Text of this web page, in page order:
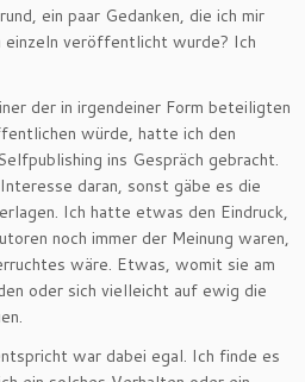
ein paar Gedanken, die ich mir
einzeln veröffentlicht wurde? Ich
der in irgendeiner Form beteiligten
würde, hatte ich den
ins Gespräch gebracht.
daran, sonst gäbe es die
Ich hatte etwas den Eindruck,
noch immer der Meinung waren,
wäre. Etwas, womit sie am
oder sich vielleicht auf ewig die
war dabei egal. Ich finde es